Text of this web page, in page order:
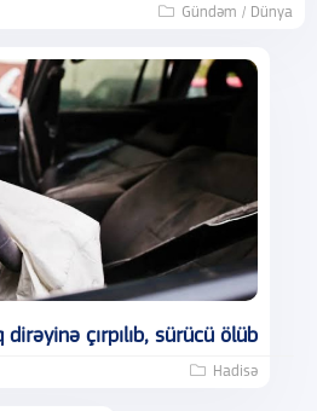
Gündəm / Dünya
çırpılıb, sürücü ölüb
Hadisə